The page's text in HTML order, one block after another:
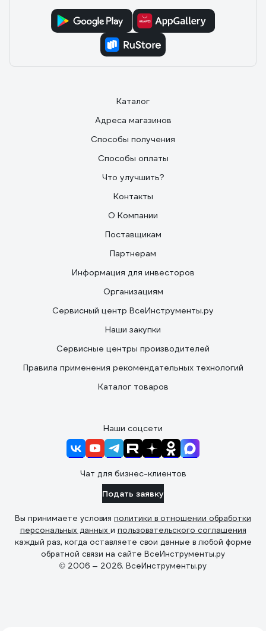
Каталог
Адреса магазинов
Способы получения
Способы оплаты
Что улучшить?
Контакты
О Компании
Поставщикам
Партнерам
Информация для инвесторов
Организациям
Сервисный центр ВсеИнструменты.ру
Наши закупки
Сервисные центры производителей
Правила применения рекомендательных технологий
Каталог товаров
Наши соцсети
Чат для бизнес-клиентов
Подать заявку
Вы принимаете условия политики в отношении обработки
персональных данных и пользовательского соглашения
каждый раз, когда оставляете свои данные в любой форме
обратной связи на сайте ВсеИнструменты.ру
© 2006 — 2026. ВсеИнструменты.ру